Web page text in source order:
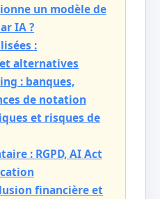
un modèle de
IA ?
:
alternatives
: banques,
de notation
et risques de
: RGPD, AI Act
financière et